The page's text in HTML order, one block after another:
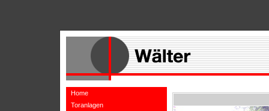
Home
Toranlagen